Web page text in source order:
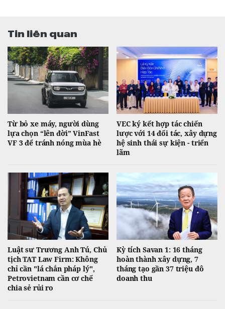
Tin liên quan
Từ bỏ xe máy, người dùng
lựa chọn “lên đời” VinFast
VF 3 để tránh nóng mùa hè
VEC ký kết hợp tác chiến
lược với 14 đối tác, xây dựng
hệ sinh thái sự kiện - triển
lãm
Luật sư Trương Anh Tú, Chủ
tịch TAT Law Firm: Không
chỉ cần "lá chắn pháp lý",
Petrovietnam cần cơ chế
chia sẻ rủi ro
Kỳ tích Savan 1: 16 tháng
hoàn thành xây dựng, 7
tháng tạo gần 37 triệu đô
doanh thu